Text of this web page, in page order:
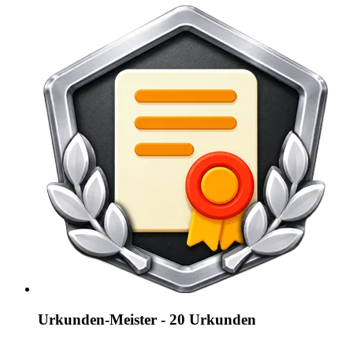
Urkunden-Meister - 20 Urkunden